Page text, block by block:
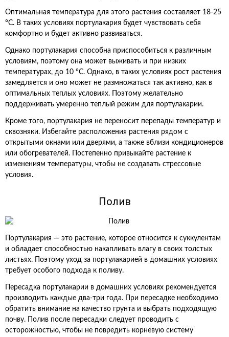
Оптимальная температура для этого растения составляет 18-25
°C. В таких условиях портулакария будет чувствовать себя
комфортно и будет активно развиваться.
Однако портулакария способна приспособиться к различным
условиям, поэтому она может выживать и при низких
температурах, до 10 °C. Однако, в таких условиях рост растения
замедляется и оно может не размножаться так активно, как в
оптимальных теплых условиях. Поэтому желательно
поддерживать умеренно теплый режим для портулакарии.
Кроме того, портулакария не переносит перепады температур и
сквозняки. Избегайте расположения растения рядом с
открытыми окнами или дверями, а также вблизи кондиционеров
или обогревателей. Постепенно привыкайте растение к
изменениям температуры, чтобы не создавать стрессовые
условия.
Полив
Портулакария — это растение, которое относится к суккулентам
и обладает способностью накапливать влагу в своих толстых
листьях. Поэтому уход за портулакарией в домашних условиях
требует особого подхода к поливу.
Пересадка портулакарии в домашних условиях рекомендуется
производить каждые два-три года. При пересадке необходимо
обратить внимание на качество грунта и выбрать подходящую
почву. Полив после пересадки следует проводить с
осторожностью, чтобы не повредить корневую систему